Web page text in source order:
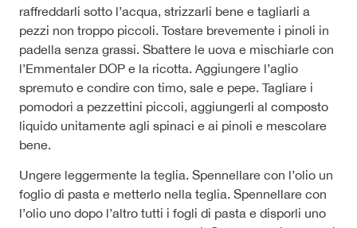
raffreddarli sotto l’acqua, strizzarli bene e tagliarli a
pezzi non troppo piccoli. Tostare brevemente i pinoli in
padella senza grassi. Sbattere le uova e mischiarle con
l’Emmentaler DOP e la ricotta. Aggiungere l’aglio
spremuto e condire con timo, sale e pepe. Tagliare i
pomodori a pezzettini piccoli, aggiungerli al composto
liquido unitamente agli spinaci e ai pinoli e mescolare
bene.
Ungere leggermente la teglia. Spennellare con l’olio un
foglio di pasta e metterlo nella teglia. Spennellare con
l’olio uno dopo l’altro tutti i fogli di pasta e disporli uno